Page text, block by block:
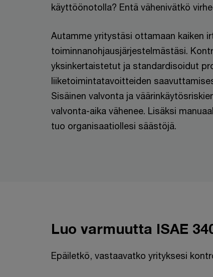
käyttöönotolla? Entä vähenivätkö
Autamme yritystäsi ottamaan kaiken
toiminnanohjausjärjestelmästäsi.
yksinkertaistetut ja standardisoidut
liiketoimintatavoitteiden
Sisäinen valvonta ja
valvonta-aika vähenee. Lisäksi
tuo organisaatiollesi säästöjä.
Luo varmuutta ISAE
Epäiletkö, vastaavatko yrityksesi